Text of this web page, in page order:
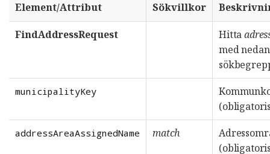
Element/Attribut
Sökvillkor
FindAddressRequest Hitta
med
municipalityKey
addressAreaAssignedName match